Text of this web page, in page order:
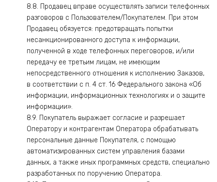
8.8. Продавец вправе осуществлять записи телефонных
разговоров с Пользователем/Покупателем. При этом
Продавец обязуется: предотвращать попытки
несанкционированного доступа к информации,
полученной в ходе телефонных переговоров, и/или
передачу ее третьим лицам, не имеющим
непосредственного отношения к исполнению Заказов,
в соответствии с п. 4 ст. 16 Федерального закона «Об
информации, информационных технологиях и о защите
информации».
8.9. Покупатель выражает согласие и разрешает
Оператору и контрагентам Оператора обрабатывать
персональные данные Покупателя, с помощью
автоматизированных систем управления базами
данных, а также иных программных средств, специально
разработанных по поручению Оператора.